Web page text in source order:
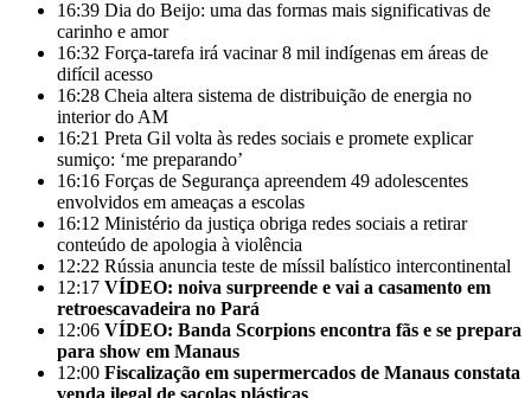
16:39 Dia do Beijo: uma das formas mais significativas de
carinho e amor
16:32 Força-tarefa irá vacinar 8 mil indígenas em áreas de
difícil acesso
16:28 Cheia altera sistema de distribuição de energia no
interior do AM
16:21 Preta Gil volta às redes sociais e promete explicar
sumiço: ‘me preparando’
16:16 Forças de Segurança apreendem 49 adolescentes
envolvidos em ameaças a escolas
16:12 Ministério da justiça obriga redes sociais a retirar
conteúdo de apologia à violência
12:22 Rússia anuncia teste de míssil balístico intercontinental
12:17 VÍDEO: noiva surpreende e vai a casamento em
retroescavadeira no Pará
12:06 VÍDEO: Banda Scorpions encontra fãs e se prepara
para show em Manaus
12:00 Fiscalização em supermercados de Manaus constata
venda ilegal de sacolas plásticas